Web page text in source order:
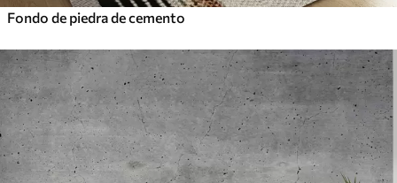
Fondo de piedra de cemento